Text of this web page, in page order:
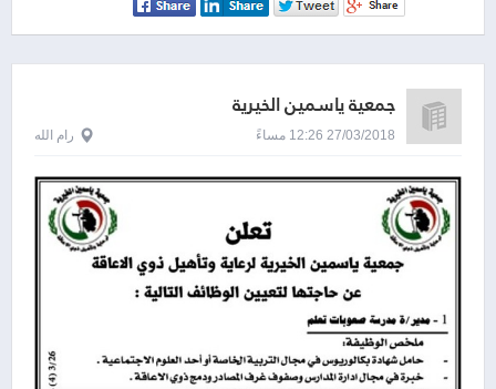
جمعية ياسمين الخيرية
27/03/2018 12:26 مساءً رام الله